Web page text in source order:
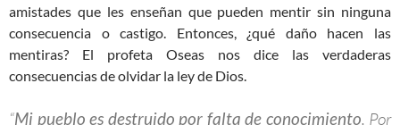
amistades que les enseñan que pueden mentir sin ninguna
consecuencia o castigo. Entonces, ¿qué daño hacen las
mentiras? El profeta Oseas nos dice las verdaderas
consecuencias de olvidar la ley de Dios.
“Mi pueblo es destruido por falta de conocimiento. Por